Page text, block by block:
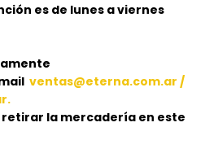
es de lunes a viernes
ventas@eterna.com.ar /
.
retirar la mercadería en este